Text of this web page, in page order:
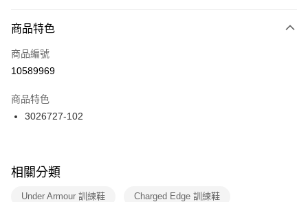
３．安心：先確認商品／服務後，再付款。
【「AFTEE先享後付」結帳流程】
１．於結帳方式選擇「AFTEE先享後付」後，將跳轉至「AFTEE先享後付」
２．訂單成立數日內，您將收到繳費通知簡訊。
３．收到繳費通知簡訊後14天內，點擊此簡訊中的連結，可透過四大超商／
ATM／網路銀行／等多元方式進行付款，方視為交易完成。
※ 交易是否成功請以「AFTEE先享後付 」之結帳頁面顯示為準，若有關於
是否繳費成功／繳費後需取消欲退款等相關疑問，請聯繫「AFTEE先享後付
客戶支援中心」https://netprotections.freshdesk.com/support/home
每筆NT$100，滿NT$1,500(含以上)免運費
宅配
每筆NT$100，滿NT$1,500(含以上)免運費
付款後門市自取
每筆NT$100，滿NT$1,500(含以上)免運費
商品特色
商品編號
10589969
商品特色
3026727-102
相關分類
Under Armour 訓練鞋 Charged Edge 訓練鞋